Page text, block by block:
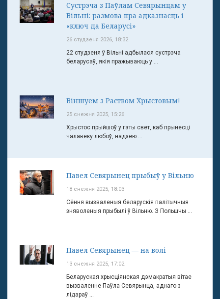
Сустрэча з Паўлам Севярынцам у
Вільні: размова пра адказнасць і
«ключ да Беларусі»
26 студзеня 2026, 18:32
22 студзеня ў Вільні адбылася сустрэча
беларусаў, якія пражываюць у ...
Віншуем з Раством Хрыстовым!
25 снежня 2025, 15:26
Хрыстос прыйшоў у гэты свет, каб прынесці
чалавеку любоў, надзею ...
Павел Севярынец прыбыў у Вільню
18 снежня 2025, 18:03
Сёння вызваленыя беларускія палітычныя
зняволеныя прыбылі ў Вільню. З Польшчы ...
Павел Севярынец — на волі
13 снежня 2025, 17:02
Беларуская хрысціянская дэмакратыя вітае
вызваленне Паўла Севярынца, аднаго з
лідараў ...